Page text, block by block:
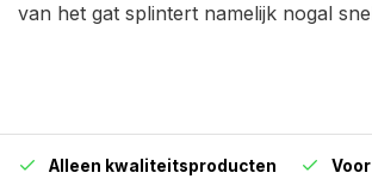
van het gat splintert namelijk nogal
Alleen kwaliteitsproducten